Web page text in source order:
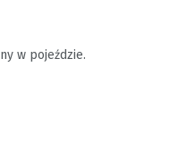
w pojeździe.